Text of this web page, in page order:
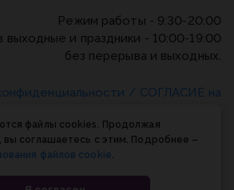
Режим работы - 9:30-20:00
выходные и праздники - 10:00-19:00
без перерыва и выходных.
/ СОГЛАСИЕ на
использовании cookie-файлов
файлы cookies. Продолжая
вы соглашаетесь с этим. Подробнее –
файлов cookie.